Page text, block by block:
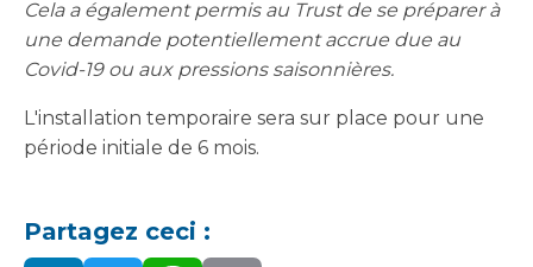
Cela a également permis au Trust de se préparer à
une demande potentiellement accrue due au
Covid-19 ou aux pressions saisonnières.
L'installation temporaire sera sur place pour une
période initiale de 6 mois.
Partagez ceci :